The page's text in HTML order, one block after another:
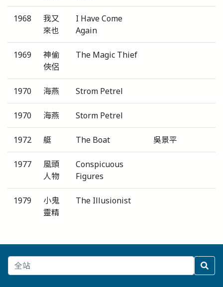
1968
我又
來也
I Have Come
Again
1969
神偷
俠侶
The Magic Thief
1970 海燕 Strom Petrel
1970 海燕 Storm Petrel
1972 艇 The Boat 吳景平
1977
風頭
人物
Conspicuous
Figures
1979
小鬼
靈精
The Illusionist